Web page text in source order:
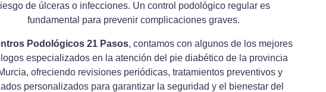
de úlceras o infecciones. Un control podológico regular es
fundamental para prevenir complicaciones graves.
Podológicos 21 Pasos, contamos con algunos de los mejores
especializados en la atención del pie diabético de la provincia
ofreciendo revisiones periódicas, tratamientos preventivos y
personalizados para garantizar la seguridad y el bienestar del